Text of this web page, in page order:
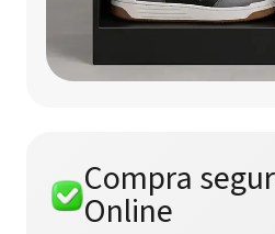
Compra
Online